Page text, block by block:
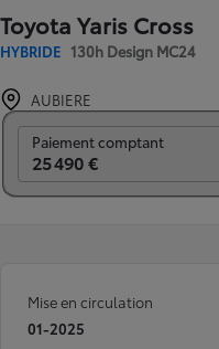
Toyota Yaris Cross
HYBRIDE 130h Design MC24
AUBIERE
Paiement comptant
25 490 €
Mise en circulation
01-2025